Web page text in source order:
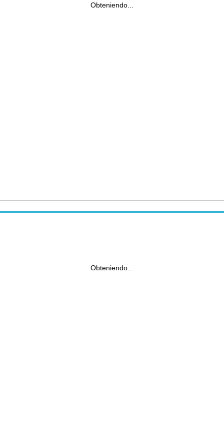
Obteniendo...
Obteniendo...